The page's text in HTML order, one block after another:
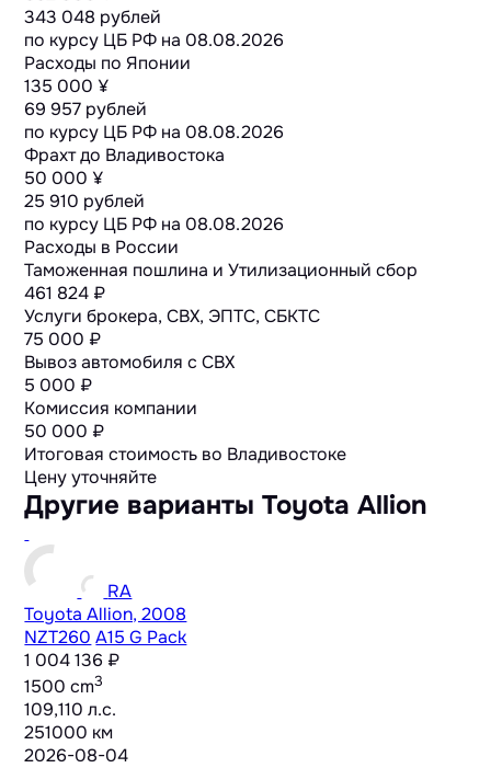
343 048 рублей
по курсу ЦБ РФ на 08.08.2026
Расходы по Японии
135 000 ¥
69 957 рублей
по курсу ЦБ РФ на 08.08.2026
Фрахт до Владивостока
50 000 ¥
25 910 рублей
по курсу ЦБ РФ на 08.08.2026
Расходы в России
Таможенная пошлина и Утилизационный сбор
461 824 ₽
Услуги брокера, СВХ, ЭПТС, СБКТС
75 000 ₽
Вывоз автомобиля с СВХ
5 000 ₽
Комиссия компании
50 000 ₽
Итоговая стоимость во Владивостоке
Цену уточняйте
Другие варианты Toyota Allion
RA
Toyota Allion, 2008
NZT260 A15 G Pack
1 004 136 ₽
1500 cm3
109,110 л.с.
251000 км
2026-08-04